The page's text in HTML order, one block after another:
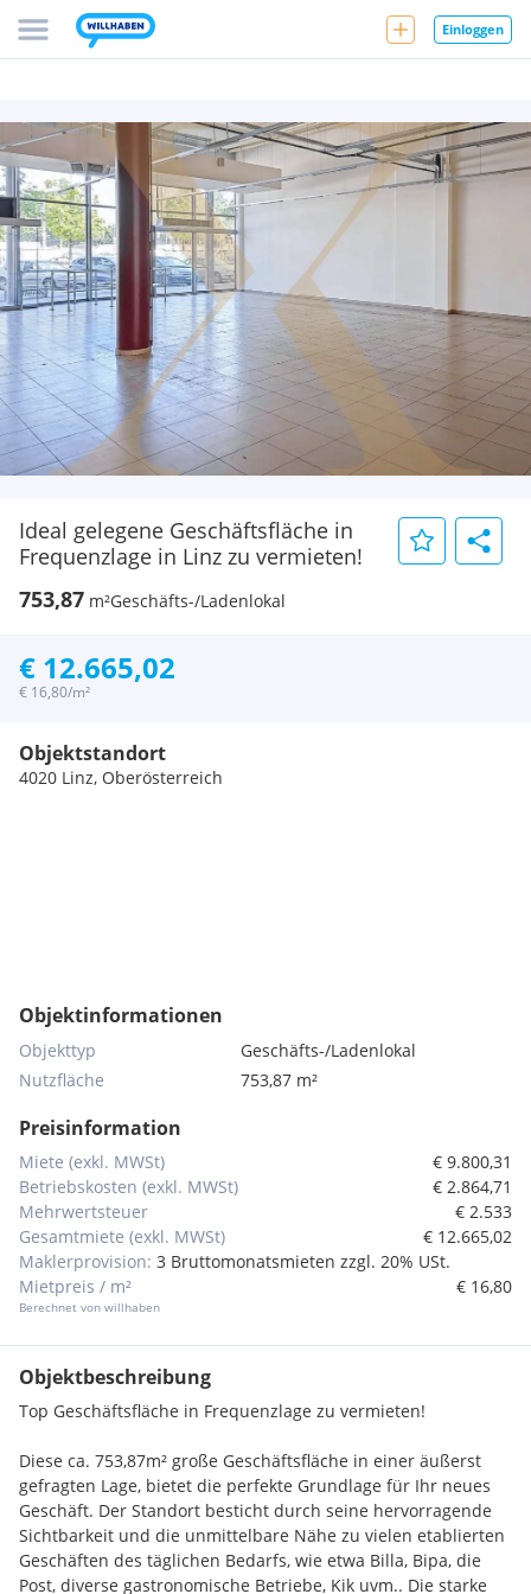
Einloggen
Ideal gelegene Geschäftsfläche in
Frequenzlage in Linz zu vermieten!
753,87 m²Geschäfts-/Ladenlokal
€ 12.665,02
€ 16,80/m²
Objektstandort
4020 Linz, Oberösterreich
Objektinformationen
Objekttyp
Geschäfts-/Ladenlokal
Nutzfläche
753,87 m²
Preisinformation
Miete (exkl. MWSt)
€ 9.800,31
Betriebskosten (exkl. MWSt)
€ 2.864,71
Mehrwertsteuer
€ 2.533
Gesamtmiete (exkl. MWSt)
€ 12.665,02
Maklerprovision: 3 Bruttomonatsmieten zzgl. 20% USt.
Mietpreis / m²
Berechnet von willhaben
€ 16,80
Objektbeschreibung
Top Geschäftsfläche in Frequenzlage zu vermieten!
Diese ca. 753,87m² große Geschäftsfläche in einer äußerst
gefragten Lage, bietet die perfekte Grundlage für Ihr neues
Geschäft. Der Standort besticht durch seine hervorragende
Sichtbarkeit und die unmittelbare Nähe zu vielen etablierten
Geschäften des täglichen Bedarfs, wie etwa Billa, Bipa, die
Post, diverse gastronomische Betriebe, Kik uvm.. Die starke